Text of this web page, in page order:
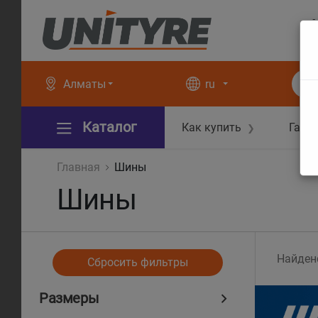
Алматы ru
Каталог Как купить ❯
Главная Шины
Шины
Сбросить фильтры
Размеры